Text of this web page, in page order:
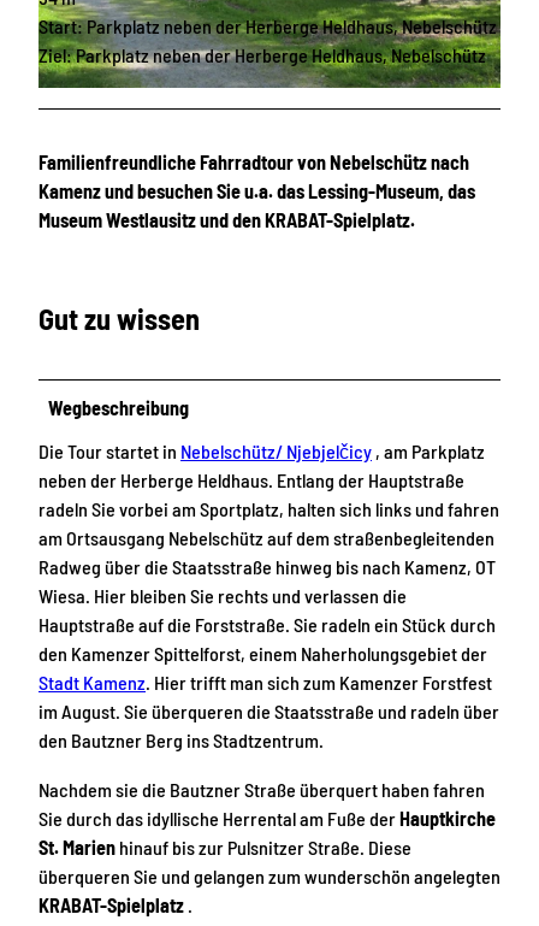
© OHTL e.V., Das Landschaftswunderland Oberlausitz |CC-BY-SA
Start: Parkplatz neben der Herberge Heldhaus, Nebelschütz
Ziel: Parkplatz neben der Herberge Heldhaus, Nebelschütz
Familienfreundliche Fahrradtour von Nebelschütz nach
Kamenz und besuchen Sie u.a. das Lessing-Museum, das
Museum Westlausitz und den KRABAT-Spielplatz.
Gut zu wissen
Wegbeschreibung
Die Tour startet in Nebelschütz/ Njebjelčicy , am Parkplatz
neben der Herberge Heldhaus. Entlang der Hauptstraße
radeln Sie vorbei am Sportplatz, halten sich links und fahren
am Ortsausgang Nebelschütz auf dem straßenbegleitenden
Radweg über die Staatsstraße hinweg bis nach Kamenz, OT
Wiesa. Hier bleiben Sie rechts und verlassen die
Hauptstraße auf die Forststraße. Sie radeln ein Stück durch
den Kamenzer Spittelforst, einem Naherholungsgebiet der
Stadt Kamenz. Hier trifft man sich zum Kamenzer Forstfest
im August. Sie überqueren die Staatsstraße und radeln über
den Bautzner Berg ins Stadtzentrum.
Nachdem sie die Bautzner Straße überquert haben fahren
Sie durch das idyllische Herrental am Fuße derHauptkirche
St. Marien hinauf bis zur Pulsnitzer Straße. Diese
überqueren Sie und gelangen zum wunderschön angelegten
KRABAT-Spielplatz